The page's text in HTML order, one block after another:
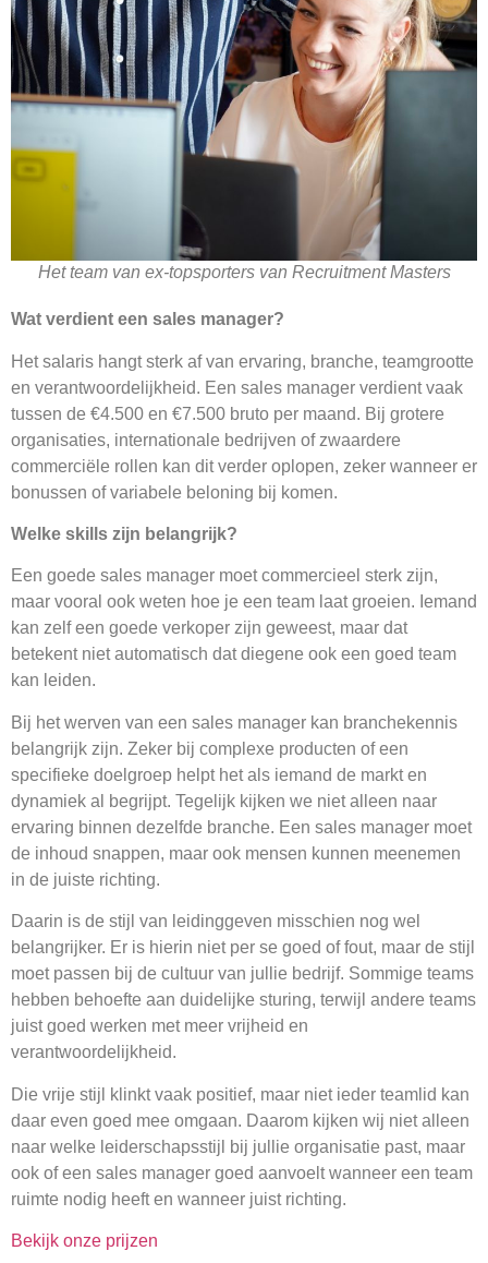
Het team van ex-topsporters van Recruitment Masters
Wat verdient een sales manager?
Het salaris hangt sterk af van ervaring, branche, teamgrootte
en verantwoordelijkheid. Een sales manager verdient vaak
tussen de €4.500 en €7.500 bruto per maand. Bij grotere
organisaties, internationale bedrijven of zwaardere
commerciële rollen kan dit verder oplopen, zeker wanneer er
bonussen of variabele beloning bij komen.
Welke skills zijn belangrijk?
Een goede sales manager moet commercieel sterk zijn,
maar vooral ook weten hoe je een team laat groeien. Iemand
kan zelf een goede verkoper zijn geweest, maar dat
betekent niet automatisch dat diegene ook een goed team
kan leiden.
Bij het werven van een sales manager kan branchekennis
belangrijk zijn. Zeker bij complexe producten of een
specifieke doelgroep helpt het als iemand de markt en
dynamiek al begrijpt. Tegelijk kijken we niet alleen naar
ervaring binnen dezelfde branche. Een sales manager moet
de inhoud snappen, maar ook mensen kunnen meenemen
in de juiste richting.
Daarin is de stijl van leidinggeven misschien nog wel
belangrijker. Er is hierin niet per se goed of fout, maar de stijl
moet passen bij de cultuur van jullie bedrijf. Sommige teams
hebben behoefte aan duidelijke sturing, terwijl andere teams
juist goed werken met meer vrijheid en
verantwoordelijkheid.
Die vrije stijl klinkt vaak positief, maar niet ieder teamlid kan
daar even goed mee omgaan. Daarom kijken wij niet alleen
naar welke leiderschapsstijl bij jullie organisatie past, maar
ook of een sales manager goed aanvoelt wanneer een team
ruimte nodig heeft en wanneer juist richting.
Bekijk onze prijzen